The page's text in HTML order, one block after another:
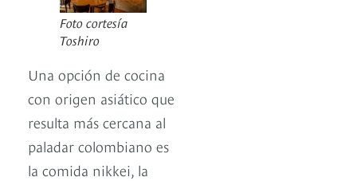
Foto cortesía
Toshiro
Una opción de cocina
con origen asiático que
resulta más cercana al
paladar colombiano es
la comida nikkei, la